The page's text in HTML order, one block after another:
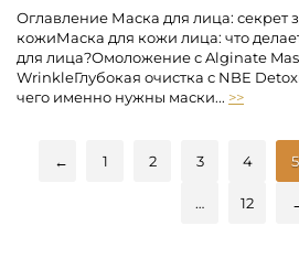
Оглавление Маска для лица: секрет
кожиМаска для кожи лица: что
для лица?Омоложение с Alginate
WrinkleГлубокая очистка с NBE
чего именно нужны маски... >>
← 1 2 3 4 5
… 12